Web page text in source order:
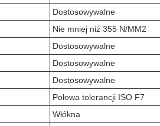
Dostosowywalne
Nie mniej niż 355 N/MM2
Dostosowywalne
Dostosowywalne
Dostosowywalne
Połowa tolerancji ISO F7
Włókna